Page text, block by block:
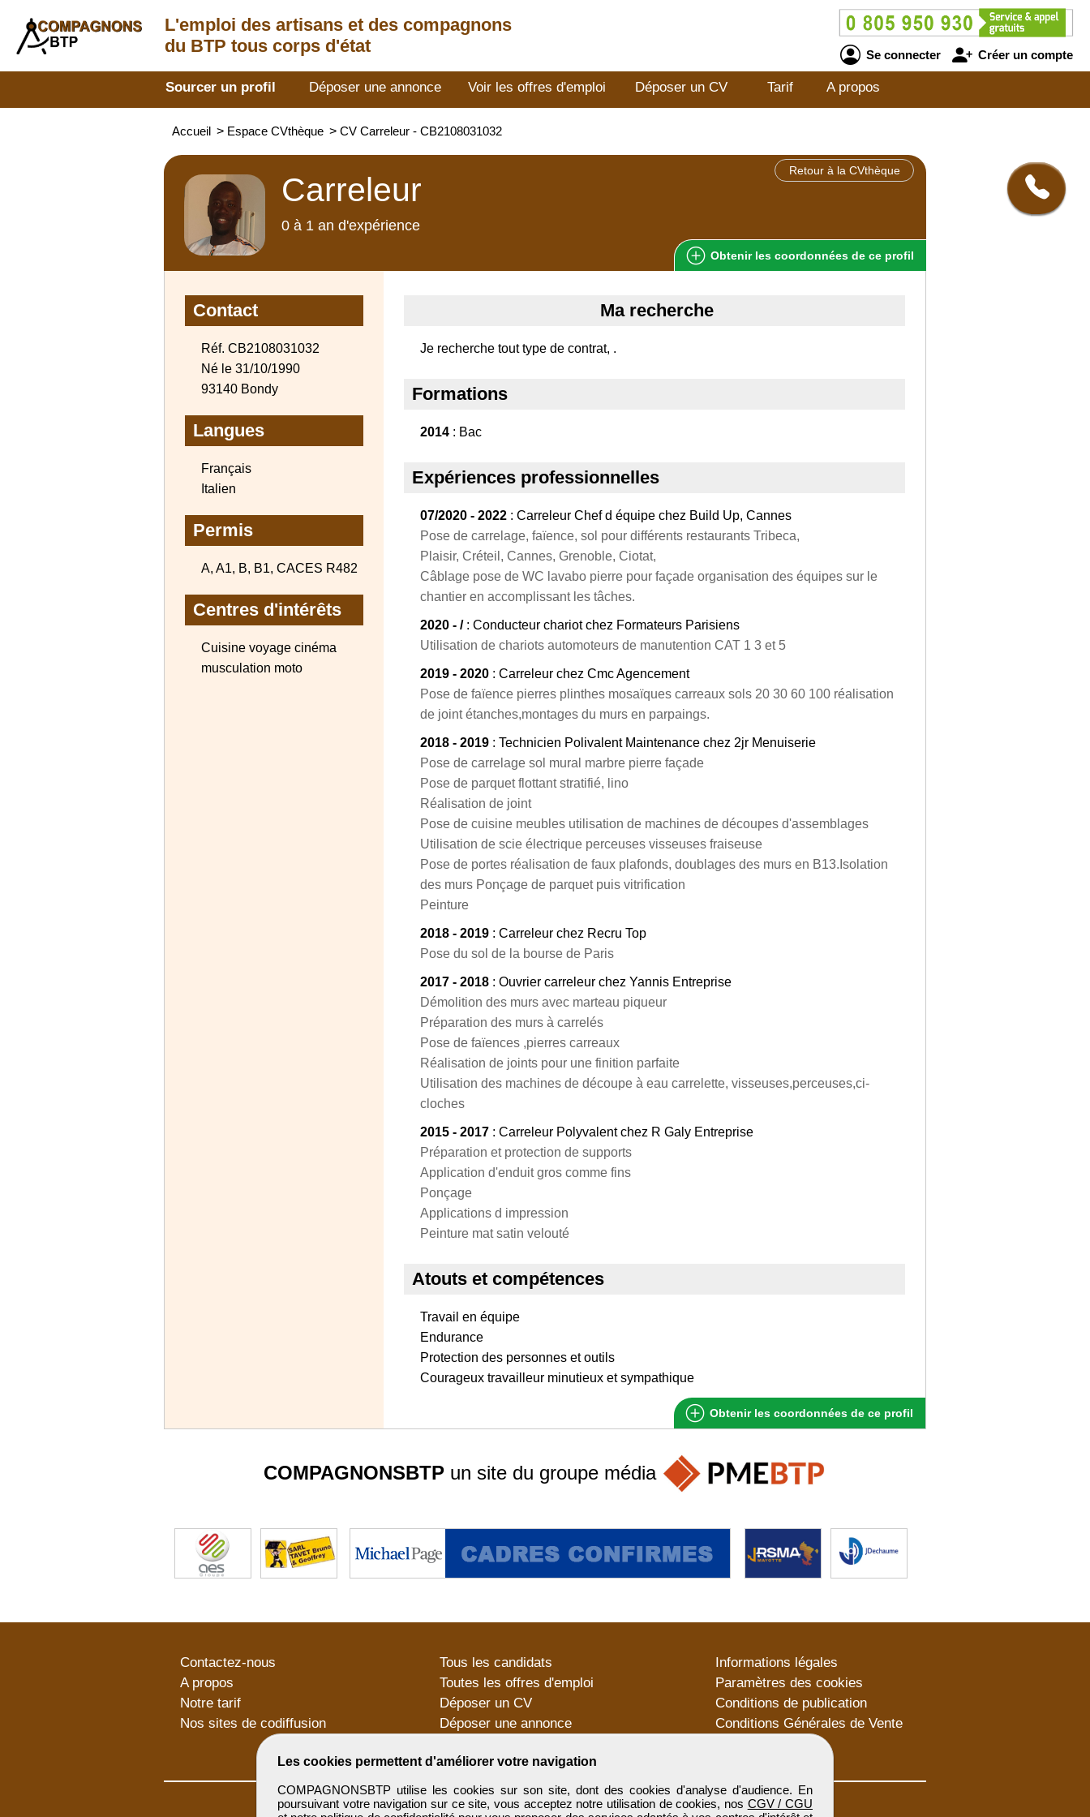
L'emploi des artisans et des compagnons
du BTP tous corps d'état
Se connecter Créer un compte
Sourcer un profil Déposer une annonce Voir les offres d'emploi Déposer un CV Tarif A propos
Accueil > Espace CVthèque > CV Carreleur - CB2108031032
Retour à la CVthèque
Carreleur
0 à 1 an d'expérience
Obtenir les coordonnées de ce profil
Contact
Réf. CB2108031032
Né le 31/10/1990
93140 Bondy
Langues
Français
Italien
Permis
A, A1, B, B1, CACES R482
Centres d'intérêts
Cuisine voyage cinéma
musculation moto
Ma recherche
Je recherche tout type de contrat, .
Formations
2014 : Bac
Expériences professionnelles
07/2020 - 2022 : Carreleur Chef d équipe chez Build Up, Cannes
Pose de carrelage, faïence, sol pour différents restaurants Tribeca,
Plaisir, Créteil, Cannes, Grenoble, Ciotat,
Câblage pose de WC lavabo pierre pour façade organisation des équipes sur le
chantier en accomplissant les tâches.
2020 - /: Conducteur chariot chez Formateurs Parisiens
Utilisation de chariots automoteurs de manutention CAT 1 3 et 5
2019 - 2020 : Carreleur chez Cmc Agencement
Pose de faïence pierres plinthes mosaïques carreaux sols 20 30 60 100 réalisation
de joint étanches,montages du murs en parpaings.
2018 - 2019 : Technicien Polivalent Maintenance chez 2jr Menuiserie
Pose de carrelage sol mural marbre pierre façade
Pose de parquet flottant stratifié, lino
Réalisation de joint
Pose de cuisine meubles utilisation de machines de découpes d'assemblages
Utilisation de scie électrique perceuses visseuses fraiseuse
Pose de portes réalisation de faux plafonds, doublages des murs en B13.Isolation
des murs Ponçage de parquet puis vitrification
Peinture
2018 - 2019 : Carreleur chez Recru Top
Pose du sol de la bourse de Paris
2017 - 2018 : Ouvrier carreleur chez Yannis Entreprise
Démolition des murs avec marteau piqueur
Préparation des murs à carrelés
Pose de faïences ,pierres carreaux
Réalisation de joints pour une finition parfaite
Utilisation des machines de découpe à eau carrelette, visseuses,perceuses,ci-
cloches
2015 - 2017 : Carreleur Polyvalent chez R Galy Entreprise
Préparation et protection de supports
Application d'enduit gros comme fins
Ponçage
Applications d impression
Peinture mat satin velouté
Atouts et compétences
Travail en équipe
Endurance
Protection des personnes et outils
Courageux travailleur minutieux et sympathique
Obtenir les coordonnées de ce profil
Les cookies permettent d'améliorer votre navigation
COMPAGNONSBTP utilise les cookies sur son site, dont des cookies d'analyse d'audience. En
poursuivant votre navigation sur ce site, vous acceptez notre utilisation de cookies, nos CGV / CGU
COMPAGNONSBTP un site du groupe média
Contactez-nous
A propos
Notre tarif
Nos sites de codiffusion
Tous les candidats
Toutes les offres d'emploi
Déposer un CV
Déposer une annonce
Informations légales
Paramètres des cookies
Conditions de publication
Conditions Générales de Vente